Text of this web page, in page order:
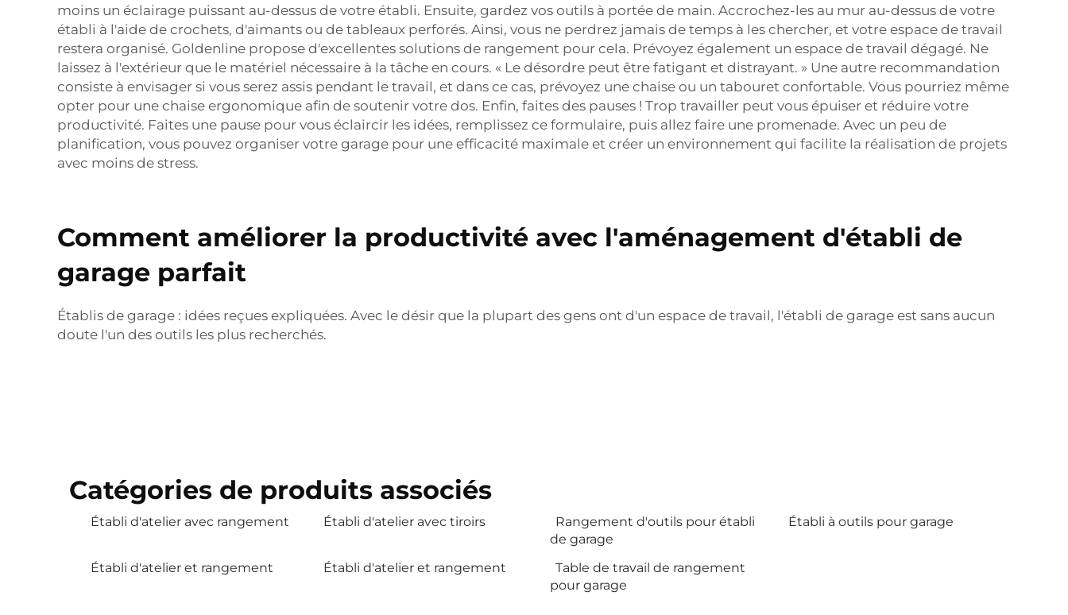
moins un éclairage puissant au-dessus de votre établi. Ensuite, gardez vos outils à portée de main. Accrochez-les au mur au-dessus de votre
établi à l'aide de crochets, d'aimants ou de tableaux perforés. Ainsi, vous ne perdrez jamais de temps à les chercher, et votre espace de travail
restera organisé. Goldenline propose d'excellentes solutions de rangement pour cela. Prévoyez également un espace de travail dégagé. Ne
laissez à l'extérieur que le matériel nécessaire à la tâche en cours. « Le désordre peut être fatigant et distrayant. » Une autre recommandation
consiste à envisager si vous serez assis pendant le travail, et dans ce cas, prévoyez une chaise ou un tabouret confortable. Vous pourriez même
opter pour une chaise ergonomique afin de soutenir votre dos. Enfin, faites des pauses ! Trop travailler peut vous épuiser et réduire votre
productivité. Faites une pause pour vous éclaircir les idées, remplissez ce formulaire, puis allez faire une promenade. Avec un peu de
planification, vous pouvez organiser votre garage pour une efficacité maximale et créer un environnement qui facilite la réalisation de projets
avec moins de stress.
Comment améliorer la productivité avec l'aménagement d'établi de
garage parfait
Établis de garage : idées reçues expliquées. Avec le désir que la plupart des gens ont d'un espace de travail, l'établi de garage est sans aucun
doute l'un des outils les plus recherchés.
Catégories de produits associés
Établi d'atelier avec rangement Établi d'atelier avec tiroirs
Rangement d'outils pour établi
de garage
Établi à outils pour garage
Établi d'atelier et rangement Établi d'atelier et rangement
Table de travail de rangement
pour garage